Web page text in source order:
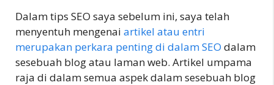
Dalam tips SEO saya sebelum ini, saya telah
menyentuh mengenai artikel atau entri
merupakan perkara penting di dalam SEO dalam
sesebuah blog atau laman web. Artikel umpama
raja di dalam semua aspek dalam sesebuah blog